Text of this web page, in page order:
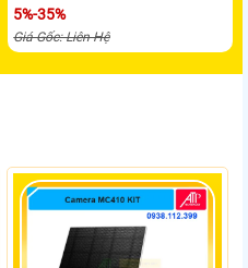
5%-35%
Giá Gốc: Liên Hệ